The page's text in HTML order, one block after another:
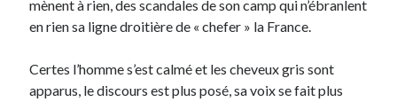
Renaud DucherdansComment j’ai opéré ma vélorution toute
personnelle
Commentaires récents
mènent à rien, des scandales de son camp qui n’ébranlent
en rien sa ligne droitière de « chefer » la France.
Certes l’homme s’est calmé et les cheveux gris sont
apparus, le discours est plus posé, sa voix se fait plus